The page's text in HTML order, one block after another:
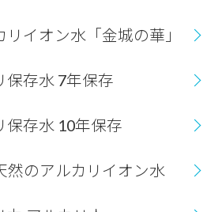
イオン水「金城の華」
保存水 7年保存
保存水 10年保存
然のアルカリイオン水